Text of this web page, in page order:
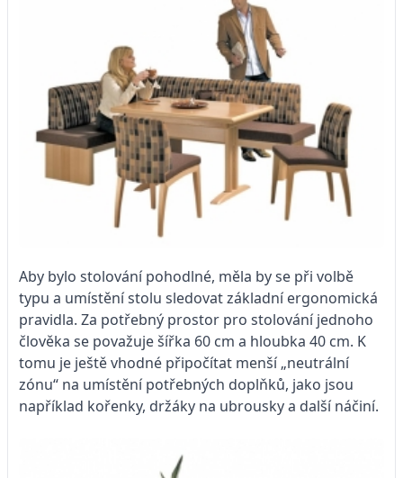
Aby bylo stolování pohodlné, měla by se při volbě
typu a umístění stolu sledovat základní ergonomická
pravidla. Za potřebný prostor pro stolování jednoho
člověka se považuje šířka 60 cm a hloubka 40 cm. K
tomu je ještě vhodné připočítat menší „neutrální
zónu“ na umístění potřebných doplňků, jako jsou
například kořenky, držáky na ubrousky a další náčiní.